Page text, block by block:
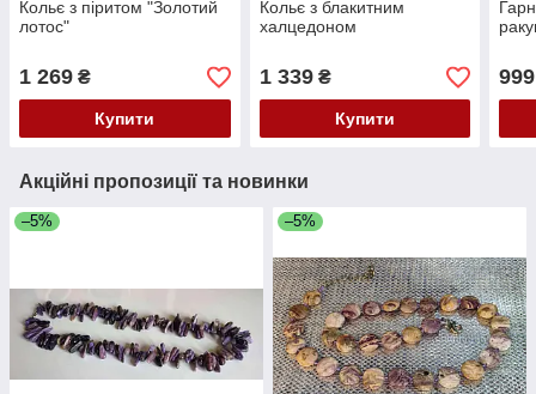
Кольє з піритом "Золотий
лотос"
1 269 ₴
Купити
Кольє з блакитним
халцедоном
1 339₴
Купити
999
Акційні пропозиції та новинки
–5% –5%